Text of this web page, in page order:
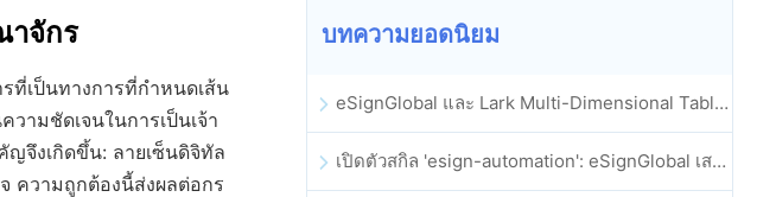
าจักร
ที่เป็นทางการที่กำหนดเส้น
ามชัดเจนในการเป็นเจ้า
จึงเกิดขึ้น: ลายเซ็นดิจิทัล
ความถูกต้องนี้ส่งผลต่อกร
บทความยอดนิยม
eSignGlobal และ Lark Multi-Dimensional Table ผสานรวมกันอย่างเป็นทางการ: การลงนามและการเก็บถาวรสัญญาอิเล็กทรอนิกส์แบบอัตโนมัติเต็มรูปแบบ
เปิดตัวสกิล 'esign-automation': eSignGlobal เสริมศักยภาพให้ OpenClaw ด้วยลายเซ็นอิเล็กทรอนิกส์อัตโนมัติ